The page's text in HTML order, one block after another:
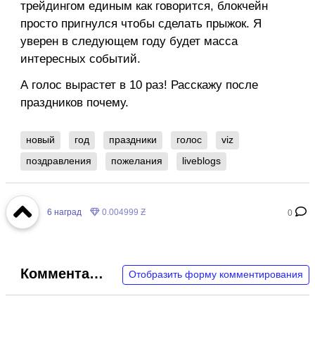
трейдингом единым как говорится, блокчейн
просто пригнулся чтобы сделать прыжок. Я
уверен в следующем году будет масса
интересных событий.
А голос вырастет в 10 раз! Расскажу после
праздников почему.
новый год праздники голос
viz
поздравления
пожелания liveblogs
0
6 наград 0.004999 Ƶ
Отобразить форму комментирования
Комментарии